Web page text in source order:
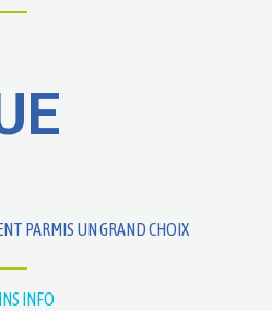
PARMIS UN GRAND CHOIX
INFO